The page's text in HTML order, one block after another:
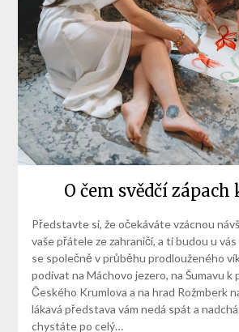
O čem svědčí zápach
Představte si, že očekáváte vzácnou
vaše přátele ze zahraničí, a ti budou u
se společně v průběhu prodlouženého
podívat na Máchovo jezero, na Šumavu k
Českého Krumlova a na hrad Rožmberk
lákavá představa vám nedá spát a
chystáte po celý…